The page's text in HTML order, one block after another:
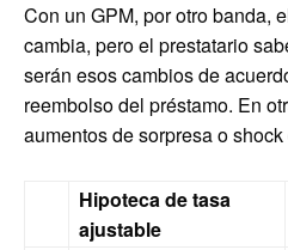
Con un GPM, por otro banda,
cambia, pero el prestatario
serán esos cambios de
reembolso del préstamo. En
aumentos de sorpresa o
Hipoteca de tasa
ajustable